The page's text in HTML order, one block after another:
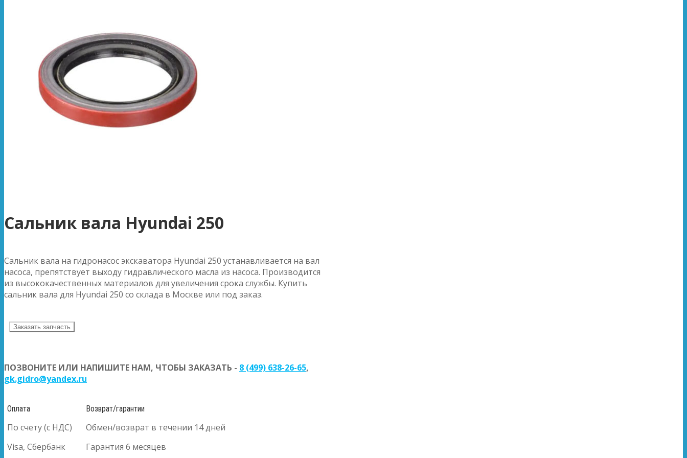
Сальник вала Hyundai 250
Сальник вала на гидронасос экскаватора Hyundai 250 устанавливается на вал
насоса, препятствует выходу гидравлического масла из насоса. Производится
из высококачественных материалов для увеличения срока службы. Купить
сальник вала для Hyundai 250 со склада в Москве или под заказ.
Заказать запчасть
ПОЗВОНИТЕ ИЛИ НАПИШИТЕ НАМ, ЧТОБЫ ЗАКАЗАТЬ - 8 (499) 638-26-65,
gk.gidro@yandex.ru
Оплата
По счету (с НДС)
Visa, Сбербанк
Возврат/гарантии
Обмен/возврат в течении 14 дней
Гарантия 6 месяцев